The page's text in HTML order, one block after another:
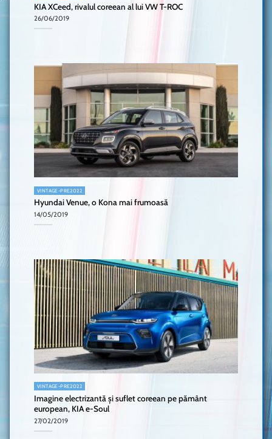
KIA XCeed, rivalul coreean al lui VW T-ROC
26/06/2019
VINTAGE-PRE2022
Hyundai Venue, o Kona mai frumoasă
14/05/2019
VINTAGE-PRE2022
Imagine electrizantă și suflet coreean pe pământ
european, KIA e-Soul
27/02/2019